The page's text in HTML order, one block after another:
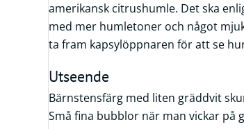
amerikansk citrushumle. Det ska
med mer humletoner och något
ta fram kapsylöppnaren för att se
Utseende
Bärnstensfärg med liten gräddvit
Små fina bubblor när man vickar på